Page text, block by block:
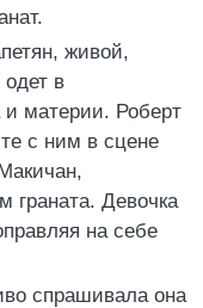
живой,
в
материи. Роберт
с ним в сцене
граната. Девочка
на себе
спрашивала она